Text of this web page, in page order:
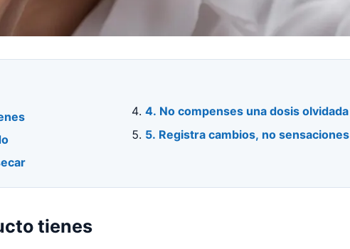
4. No compenses una dosis olvidada
5. Registra cambios, no sensaciones
tienes